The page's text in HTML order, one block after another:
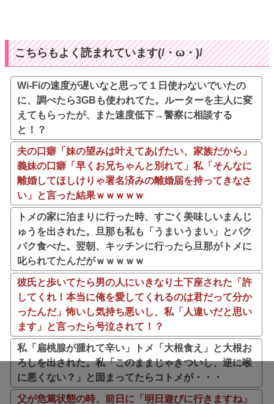
こちらもよく読まれています(/・ω・)/
Wi-Fiの速度が遅いなと思って１日使わないでいたの
に、調べたら3GBも使われてた。ルーターを主人に変
えてもらったが、また速度低下→警察に相談する
と！？
夫の口癖「妹の望みは叶えてあげたい、家族だから」
義妹の口癖「早くお兄ちゃんと別れて」私「そんなに
離婚してほしけりゃ署名済みの離婚届を持ってきなさ
い」と言った結果ｗｗｗｗｗ
トメの家に泊まりに行った時、すごく美味しいまんじ
ゅうを出された。旦那も私も「うまいうまい」とパク
パク食べた。翌朝、キッチンに行ったら旦那がトメに
叱られてたんだがｗｗｗｗｗ
彼氏と歩いてたら男の人にいきなり土下座された「許
してくれ！本当に俺を愛してくれるのは君だって分か
ったんだ」怖いし気持ち悪いし、私「人違いだと思い
ます」と言ったら号泣されて！？
私「扁桃腺が腫れて辛い」トメ「大根食え」と大根お
ろしを出された。私「このままじゃきついし、逆に喉
に悪くない？」と固まってたらコトメが・・・
父が危篤状態の時、前日に「明日遊びに行きますね」